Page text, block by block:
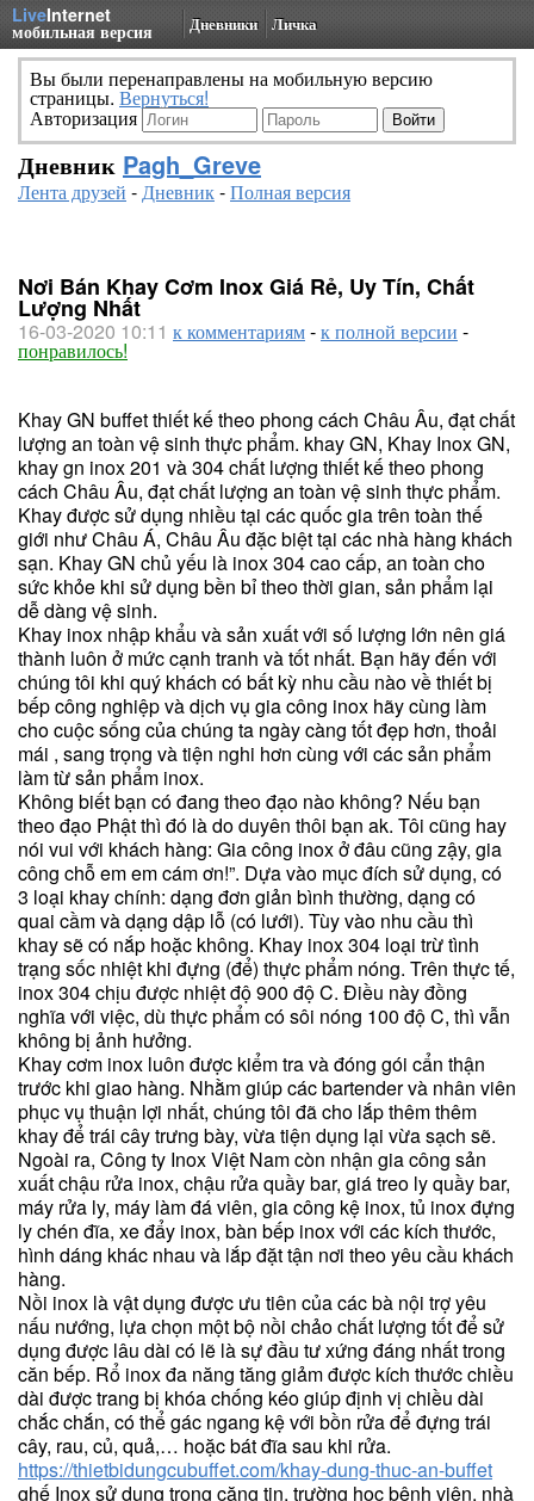
LiveInternet
мобильная версия Дневники Личка
Вы были перенаправлены на мобильную версию
страницы. Вернуться!
Авторизация
Дневник Pagh_Greve
Лента друзей -Дневник-Полная версия
Nơi Bán Khay Cơm Inox Giá Rẻ, Uy Tín, Chất
Lượng Nhất
16-03-2020 10:11 к комментариям-к полной версии -
понравилось!
Khay GN buffet thiết kế theo phong cách Châu Âu, đạt chất
lượng an toàn vệ sinh thực phẩm. khay GN, Khay Inox GN,
khay gn inox 201 và 304 chất lượng thiết kế theo phong
cách Châu Âu, đạt chất lượng an toàn vệ sinh thực phẩm.
Khay được sử dụng nhiều tại các quốc gia trên toàn thế
giới như Châu Á, Châu Âu đặc biệt tại các nhà hàng khách
sạn. Khay GN chủ yếu là inox 304 cao cấp, an toàn cho
sức khỏe khi sử dụng bền bỉ theo thời gian, sản phẩm lại
dễ dàng vệ sinh.
Khay inox nhập khẩu và sản xuất với số lượng lớn nên giá
thành luôn ở mức cạnh tranh và tốt nhất. Bạn hãy đến với
chúng tôi khi quý khách có bất kỳ nhu cầu nào về thiết bị
bếp công nghiệp và dịch vụ gia công inox hãy cùng làm
cho cuộc sống của chúng ta ngày càng tốt đẹp hơn, thoải
mái , sang trọng và tiện nghi hơn cùng với các sản phẩm
làm từ sản phẩm inox.
Không biết bạn có đang theo đạo nào không? Nếu bạn
theo đạo Phật thì đó là do duyên thôi bạn ak. Tôi cũng hay
nói vui với khách hàng: Gia công inox ở đâu cũng zậy, gia
công chỗ em em cám ơn!”. Dựa vào mục đích sử dụng, có
3 loại khay chính: dạng đơn giản bình thường, dạng có
quai cầm và dạng dập lỗ (có lưới). Tùy vào nhu cầu thì
khay sẽ có nắp hoặc không. Khay inox 304 loại trừ tình
trạng sốc nhiệt khi đựng (để) thực phẩm nóng. Trên thực tế,
inox 304 chịu được nhiệt độ 900 độ C. Điều này đồng
nghĩa với việc, dù thực phẩm có sôi nóng 100 độ C, thì vẫn
không bị ảnh hưởng.
Khay cơm inox luôn được kiểm tra và đóng gói cẩn thận
trước khi giao hàng. Nhằm giúp các bartender và nhân viên
phục vụ thuận lợi nhất, chúng tôi đã cho lắp thêm thêm
khay để trái cây trưng bày, vừa tiện dụng lại vừa sạch sẽ.
Ngoài ra, Công ty Inox Việt Nam còn nhận gia công sản
xuất chậu rửa inox, chậu rửa quầy bar, giá treo ly quầy bar,
máy rửa ly, máy làm đá viên, gia công kệ inox, tủ inox đựng
ly chén đĩa, xe đẩy inox, bàn bếp inox với các kích thước,
hình dáng khác nhau và lắp đặt tận nơi theo yêu cầu khách
hàng.
Nồi inox là vật dụng được ưu tiên của các bà nội trợ yêu
nấu nướng, lựa chọn một bộ nồi chảo chất lượng tốt để sử
dụng được lâu dài có lẽ là sự đầu tư xứng đáng nhất trong
căn bếp. Rổ inox đa năng tăng giảm được kích thước chiều
dài được trang bị khóa chống kéo giúp định vị chiều dài
chắc chắn, có thể gác ngang kệ với bồn rửa để đựng trái
cây, rau, củ, quả,… hoặc bát đĩa sau khi rửa.
https://thietbidungcubuffet.com/khay-dung-thuc-an-buffet
ghế Inox sử dụng trong căng tin, trường học bệnh viện, nhà